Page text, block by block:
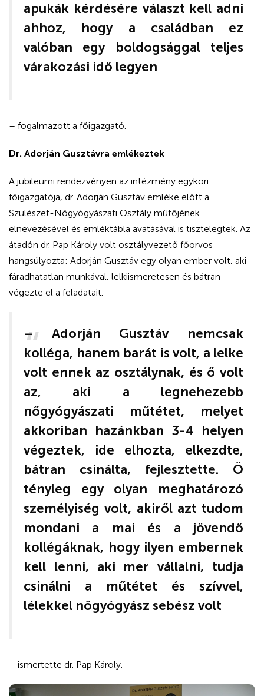
apukák kérdésére választ kell adni
ahhoz, hogy a családban ez
valóban egy boldogsággal teljes
várakozási idő legyen
– fogalmazott a főigazgató.
Dr. Adorján Gusztávra emlékeztek
A jubileumi rendezvényen az intézmény egykori
főigazgatója, dr. Adorján Gusztáv emléke előtt a
Szülészet-Nőgyógyászati Osztály műtőjének
elnevezésével és emléktábla avatásával is tisztelegtek. Az
átadón dr. Pap Károly volt osztályvezető főorvos
hangsúlyozta: Adorján Gusztáv egy olyan ember volt, aki
fáradhatatlan munkával, lelkiismeretesen és bátran
végezte el a feladatait.
– Adorján Gusztáv nemcsak
kolléga, hanem barát is volt, a lelke
volt ennek az osztálynak, és ő volt
az, aki a legnehezebb
nőgyógyászati műtétet, melyet
akkoriban hazánkban 3-4 helyen
végeztek, ide elhozta, elkezdte,
bátran csinálta, fejlesztette. Ő
tényleg egy olyan meghatározó
személyiség volt, akiről azt tudom
mondani a mai és a jövendő
kollégáknak, hogy ilyen embernek
kell lenni, aki mer vállalni, tudja
csinálni a műtétet és szívvel,
lélekkel nőgyógyász sebész volt
– ismertette dr. Pap Károly.